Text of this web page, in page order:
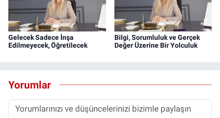
Gelecek Sadece İnşa
Edilmeyecek, Öğretilecek
Bilgi, Sorumluluk ve Gerçek
Değer Üzerine Bir Yolculuk
Yorumlar